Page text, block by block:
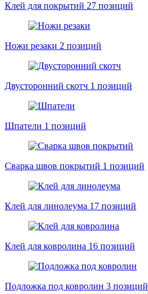
Клей для покрытий 27 позиций
Ножи резаки 2 позиций
Двусторонний скотч 1 позиций
Шпатели 1 позиций
Сварка швов покрытий 1 позиций
Клей для линолеума 17 позиций
Клей для ковролина 16 позиций
Подложка под ковролин 3 позиций